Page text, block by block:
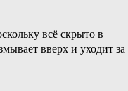
всё скрыто в
вверх и уходит за